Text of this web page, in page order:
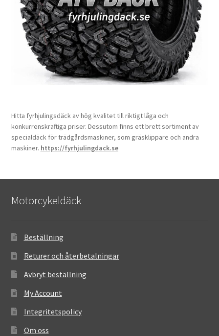
Hitta fyrhjulingsdäck av hög kvalitet till riktigt låga och
konkurrenskraftiga priser. Dessutom finns ett brett sortiment av
specialdäck för trädgårdsmaskiner, som gräsklippare och andra
maskiner. https://fyrhjulingdack.se
Motorcykeldäck
Beställning
Returer och återbetalningar
Avbryt beställning
My Account
Integritetspolicy
Om oss